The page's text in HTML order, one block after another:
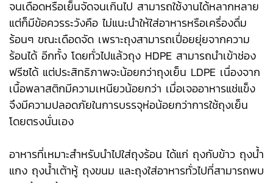
จนเดือดหรือเย็นจัดจนเกินไป สามารถใช้งานได้หลากหลาย
แต่ก็มีข้อควรระวังคือ ไม่แนะนำให้ใส่อาหารหรือเครื่องดื่ม
ร้อนๆ ขณะเดือดจัด เพราะถุงสามารถเปื่อยยุ่ยจากความ
ร้อนได้ อีกทั้ง โดยทั่วไปแล้วถุง HDPE สามารถนำเข้าช่อง
ฟรีซได้ แต่ประสิทธิภาพจะน้อยกว่าถุงเย็น LDPE เนื่องจาก
เนื้อพลาสติกมีความเหนียวน้อยกว่า เมื่อเจออาหารแช่แข็ง
จึงมีความปลอดภัยในการบรรจุห่อน้อยกว่าการใช้ถุงเย็น
โดยตรงนั่นเอง
อาหารที่เหมาะสำหรับนำไปใส่ถุงร้อน ได้แก่ ถุงกับข้าว ถุงน้ำ
แกง ถุงน้ำเต้าหู้ ถุงขนม และถุงใส่อาหารทั่วไปที่สามารถพบ